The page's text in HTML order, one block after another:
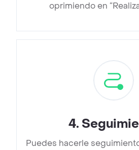
oprimiendo en
4.
Puedes hacerle